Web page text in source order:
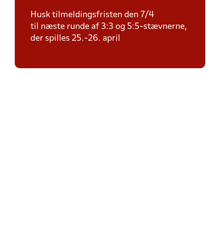
Husk tilmeldingsfristen den 7/4
til næste runde af 3:3 og 5:5-stævnerne,
der spilles 25.-26. april